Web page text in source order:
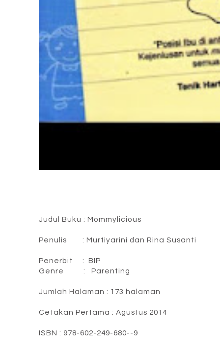
Judul Buku : Mommylicious
Penulis : Murtiyarini dan Rina Susanti
Genre : Parenting
Jumlah Halaman : 173 halaman
Cetakan Pertama : Agustus 2014
ISBN : 978-602-249-680--9